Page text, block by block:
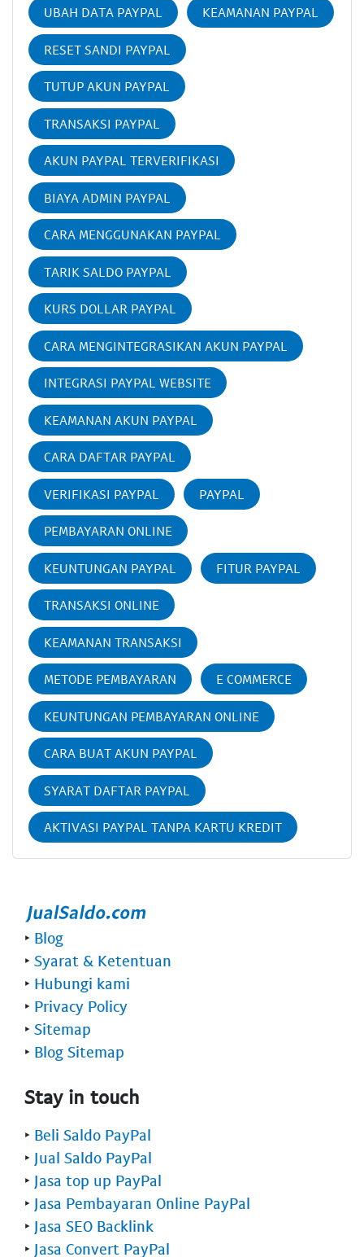
UBAH DATA PAYPAL KEAMANAN PAYPAL
RESET SANDI PAYPAL
TUTUP AKUN PAYPAL
TRANSAKSI PAYPAL
AKUN PAYPAL TERVERIFIKASI
BIAYA ADMIN PAYPAL
CARA MENGGUNAKAN PAYPAL
TARIK SALDO PAYPAL
KURS DOLLAR PAYPAL
CARA MENGINTEGRASIKAN AKUN PAYPAL
INTEGRASI PAYPAL WEBSITE
KEAMANAN AKUN PAYPAL
CARA DAFTAR PAYPAL
VERIFIKASI PAYPAL PAYPAL
PEMBAYARAN ONLINE
KEUNTUNGAN PAYPAL FITUR PAYPAL
TRANSAKSI ONLINE
KEAMANAN TRANSAKSI
METODE PEMBAYARAN E COMMERCE
KEUNTUNGAN PEMBAYARAN ONLINE
CARA BUAT AKUN PAYPAL
SYARAT DAFTAR PAYPAL
AKTIVASI PAYPAL TANPA KARTU KREDIT
‣ Blog
‣ Syarat & Ketentuan
‣ Hubungi kami
‣ Privacy Policy
‣ Sitemap
‣ Blog Sitemap
Stay in touch
‣ Beli Saldo PayPal
‣ Jual Saldo PayPal
‣ Jasa top up PayPal
‣ Jasa Pembayaran Online PayPal
‣ Jasa SEO Backlink
‣ Jasa Convert PayPal